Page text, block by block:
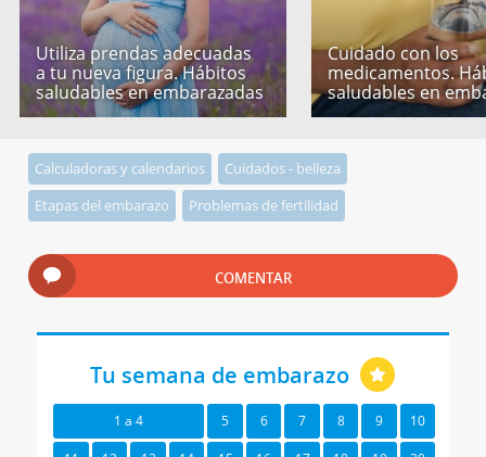
Utiliza prendas adecuadas
a tu nueva figura. Hábitos
saludables en embarazadas
Cuidado con los
medicamentos.
saludables en
Calculadoras y calendarios
Cuidados - belleza
Etapas del embarazo
Problemas de fertilidad
COMENTAR
Tu semana de embarazo
1 a 4 5 6 7 8 9 10